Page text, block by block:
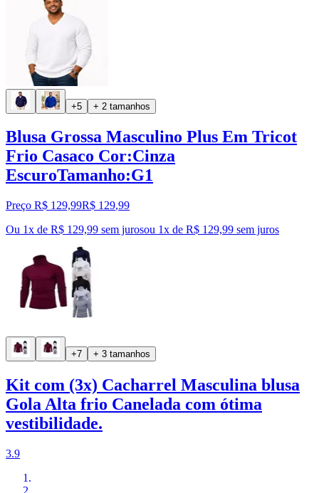
+5 + 2 tamanhos
Blusa Grossa Masculino Plus Em Tricot
Frio Casaco Cor:Cinza
EscuroTamanho:G1
Preço R$ 129,99R$ 129,99
Ou 1x de R$ 129,99 sem jurosou 1x de R$ 129,99 sem juros
+7 + 3 tamanhos
Kit com (3x) Cacharrel Masculina blusa
Gola Alta frio Canelada com ótima
vestibilidade.
3.9